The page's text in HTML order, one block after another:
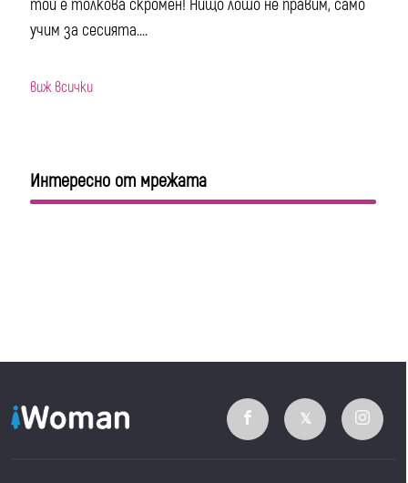
той е толкова скромен! Нищо лошо не правим, само
учим за сесията....
виж всички
Интересно от мрежата